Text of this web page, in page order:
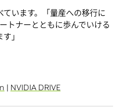
います。「量産への移行に
トナーとともに歩んでいける
」
| NVIDIA DRIVE